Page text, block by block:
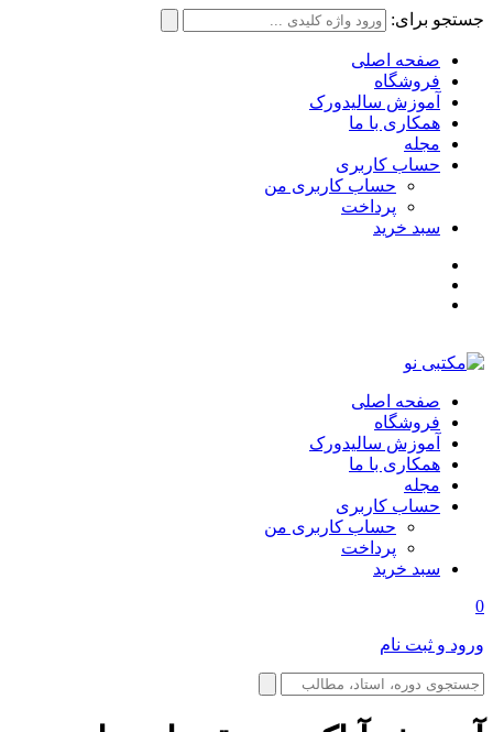
جستجو برای:
صفحه اصلی
فروشگاه
آموزش سالیدورک
همکاری با ما
مجله
حساب کاربری
حساب کاربری من
پرداخت
سبد خرید
صفحه اصلی
فروشگاه
آموزش سالیدورک
همکاری با ما
مجله
حساب کاربری
حساب کاربری من
پرداخت
سبد خرید
0
ورود و ثبت نام